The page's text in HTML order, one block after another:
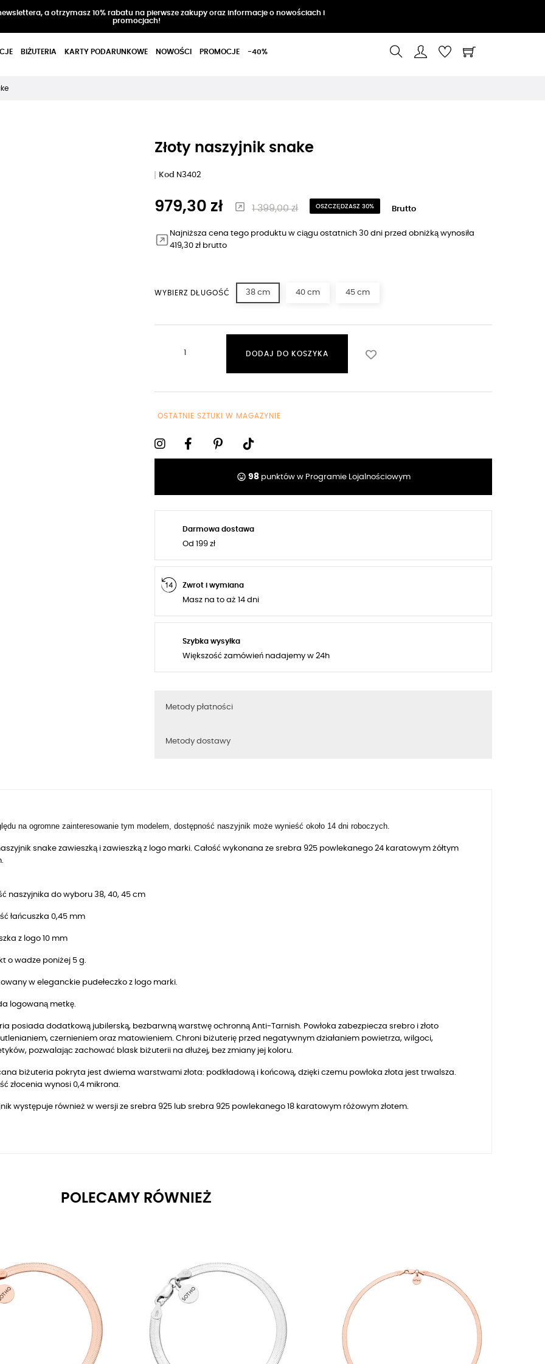
a otrzymasz 10% rabatu na pierwsze zakupy oraz informacje o nowościach i
promocjach!
BIŻUTERIA KARTY PODARUNKOWE NOWOŚCI PROMOCJE -40%
Złoty naszyjnik snake
Kod N3402
979,30 zł 1 399,00 zł OSZCZĘDZASZ 30% Brutto
Najniższa cena tego produktu w ciągu ostatnich 30 dni przed obniżką wynosiła
419,30 zł brutto
WYBIERZ DŁUGOŚĆ 38 cm 40 cm 45 cm
DODAJ DO KOSZYKA
OSTATNIE SZTUKI W MAGAZYNIE
tag_faces 98punktów w Programie Lojalnościowym
Darmowa dostawa
Od 199 zł
Zwrot i wymiana
Masz na to aż 14 dni
Szybka wysyłka
Większość zamówień nadajemy w 24h
Metody płatności
Metody dostawy
na ogromne zainteresowanie tym modelem, dostępność naszyjnik może wynieść około 14 dni roboczych.
snake zawieszką i zawieszką z logo marki. Całość wykonana ze srebra 925 powlekanego 24 karatowym żółtym
naszyjnika do wyboru 38, 40, 45 cm
łańcuszka 0,45 mm
z logo 10 mm
o wadze poniżej 5 g.
w eleganckie pudełeczko z logo marki.
logowaną metkę.
posiada dodatkową jubilerską, bezbarwną warstwę ochronną Anti-Tarnish. Powłoka zabezpiecza srebro i złoto
czernieniem oraz matowieniem. Chroni biżuterię przed negatywnym działaniem powietrza, wilgoci,
pozwalając zachować blask biżuterii na dłużej, bez zmiany jej koloru.
biżuteria pokryta jest dwiema warstwami złota: podkładową i końcową, dzięki czemu powłoka złota jest trwalsza.
złocenia wynosi 0,4 mikrona.
występuje również w wersji ze srebra 925 lub srebra 925 powlekanego 18 karatowym różowym złotem.
POLECAMY RÓWNIEŻ